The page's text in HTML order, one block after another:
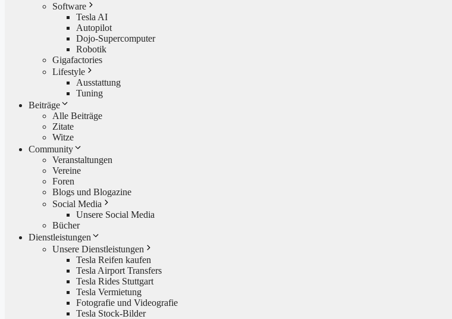
Software
Tesla AI
Autopilot
Dojo-Supercomputer
Robotik
Gigafactories
Lifestyle
Ausstattung
Tuning
Beiträge
Alle Beiträge
Zitate
Witze
Community
Veranstaltungen
Vereine
Foren
Blogs und Blogazine
Social Media
Unsere Social Media
Bücher
Dienstleistungen
Unsere Dienstleistungen
Tesla Reifen kaufen
Tesla Airport Transfers
Tesla Rides Stuttgart
Tesla Vermietung
Fotografie und Videografie
Tesla Stock-Bilder